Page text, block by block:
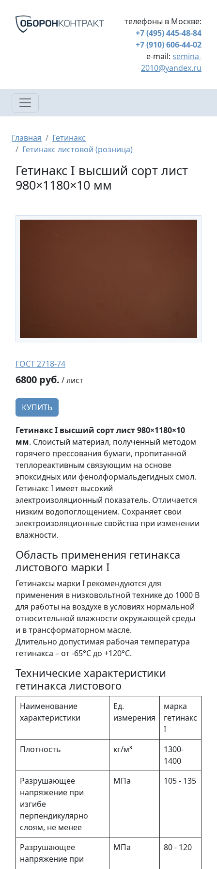
телефоны в Москве:
+7 (495) 445-48-84
+7 (910) 606-44-02
e-mail: semina-
2010@yandex.ru
Строка навигации
Главная
Гетинакс
Гетинакс листовой (розница)
Гетинакс I высший сорт лист
980×1180×10 мм
ГОСТ 2718-74
6800 руб. / лист
КУПИТЬ
Гетинакс I высший сорт лист 980×1180×10
мм. Слоистый материал, полученный методом
горячего прессования бумаги, пропитанной
теплореактивным связующим на основе
эпоксидных или фенолформальдегидных смол.
Гетинакс I имеет высокий
электроизоляционный показатель. Отличается
низким водопоглощением. Сохраняет свои
электроизоляционные свойства при изменении
влажности.
Область применения гетинакса
листового марки I
Гетинаксы марки I рекомендуются для
применения в низковольтной технике до 1000 В
для работы на воздухе в условиях нормальной
относительной влажности окружающей среды
и в трансформаторном масле.
Длительно допустимая рабочая температура
гетинакса – от -65°С до +120°С.
Технические характеристики
гетинакса листового
Наименование
характеристики
Ед.
измерения
марка
гетинакс
I
Плотность
кг/м³
1300-
1400
Разрушающее
напряжение при
изгибе
перпендикулярно
слоям, не менее
МПа 105 - 135
Разрушающее
напряжение при
МПа 80 - 120